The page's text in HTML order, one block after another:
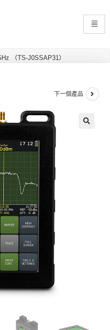
（TS-J0SSAP31）
下一個產品